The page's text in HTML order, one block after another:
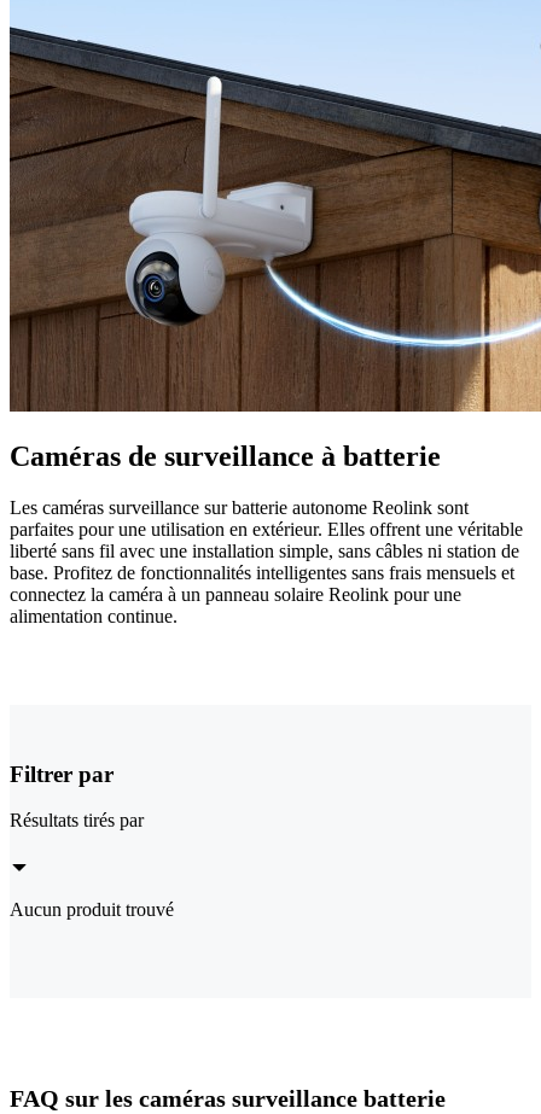
Caméras de surveillance à batterie
Les caméras surveillance sur batterie autonome Reolink sont
parfaites pour une utilisation en extérieur. Elles offrent une véritable
liberté sans fil avec une installation simple, sans câbles ni station de
base. Profitez de fonctionnalités intelligentes sans frais mensuels et
connectez la caméra à un panneau solaire Reolink pour une
alimentation continue.
Filtrer par
Résultats tirés par
Aucun produit trouvé
FAQ sur les caméras surveillance batterie